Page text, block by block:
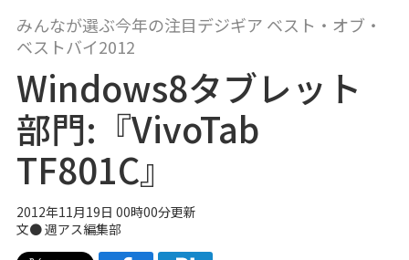
みんなが選ぶ今年の注目デジギア ベスト・オブ・
ベストバイ2012
Windows8タブレット
部門:『VivoTab
TF801C』
2012年11月19日 00時00分更新
文●週アス編集部